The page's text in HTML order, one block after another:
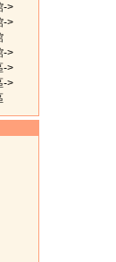
->
->
->
->
->